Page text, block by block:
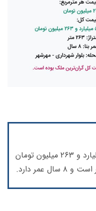
گران‌ترین ملک کرج در آبان۹۸ ، ۵ میلیارد و ۲۶۳ میلیون تومان